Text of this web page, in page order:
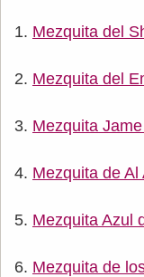
Mezquita del
Mezquita del
Mezquita
Mezquita de
Mezquita Azul
Mezquita de